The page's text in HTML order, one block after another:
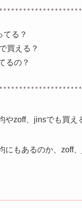
てる？
買える？
るの？
zoff、jinsでも買え
にもあるのか、zoff